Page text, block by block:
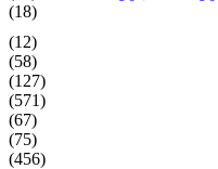
(18)
(12)
(58)
(127)
(571)
(67)
(75)
(456)